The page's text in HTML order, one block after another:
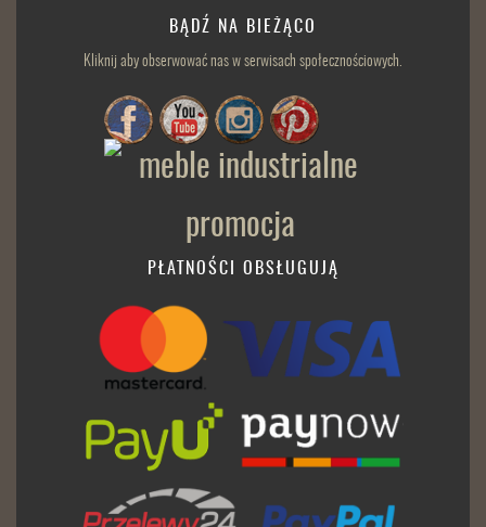
BĄDŹ NA BIEŻĄCO
Kliknij aby obserwować nas w serwisach społecznościowych.
PŁATNOŚCI OBSŁUGUJĄ